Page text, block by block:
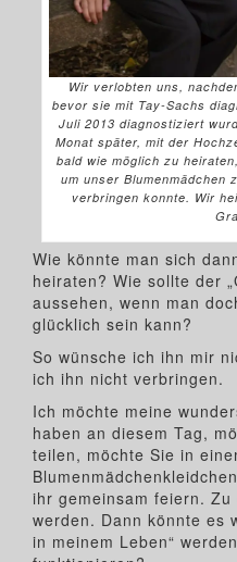
Wir verlobten uns,
bevor sie mit Tay-Sachs
Juli 2013 diagnostiziert
Monat später, mit der
bald wie möglich zu
um unser Blumenmädchen
verbringen konnte. Wir
Wie könnte man sich
heiraten? Wie sollte der
aussehen, wenn man
glücklich sein kann?
So wünsche ich ihn mir
ich ihn nicht verbringen.
Ich möchte meine
haben an diesem Tag,
teilen, möchte Sie in
ihr gemeinsam feiern.
werden. Dann könnte es
in meinem Leben“